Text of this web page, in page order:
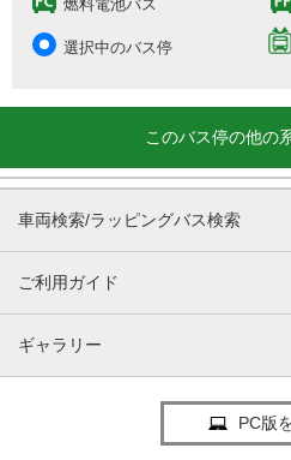
燃料電池バス
選択中のバス停
このバス停の他の
車両検索/ラッピングバス検索
ご利用ガイド
ギャラリー
PC版